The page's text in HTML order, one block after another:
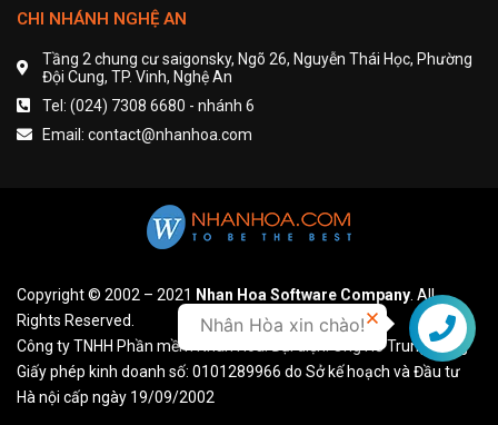
CHI NHÁNH NGHỆ AN
Tầng 2 chung cư saigonsky, Ngõ 26, Nguyễn Thái Học, Phường
Đội Cung, TP. Vinh, Nghệ An
Tel: (024) 7308 6680 - nhánh 6
Email: contact@nhanhoa.com
Copyright © 2002 – 2021 Nhan Hoa Software Company. All
Rights Reserved.
Công ty TNHH Phần mềm Nhân Hòa. Đại diện: Ông Hồ Trung Dũng
Giấy phép kinh doanh số: 0101289966 do Sở kế hoạch và Đầu tư
Hà nội cấp ngày 19/09/2002
Liên hệ
Nhân Hòa xin chào!